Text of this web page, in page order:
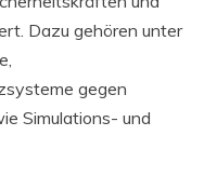
Dazu gehören unter
gegen
Simulations- und